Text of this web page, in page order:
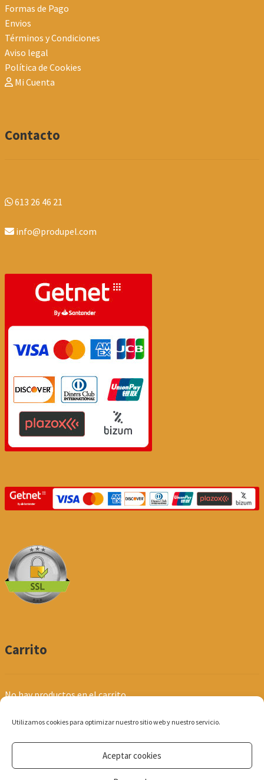
Utilizamos cookies para optimizar nuestro sitio web y nuestro servicio.
Aceptar cookies
Formas de Pago
Envios
Términos y Condiciones
Aviso legal
Política de Cookies
Mi Cuenta
Contacto
613 26 46 21
info@produpel.com
Carrito
No hay productos en el carrito.
© Produpel | Productos de Peluquería y Estética 2026